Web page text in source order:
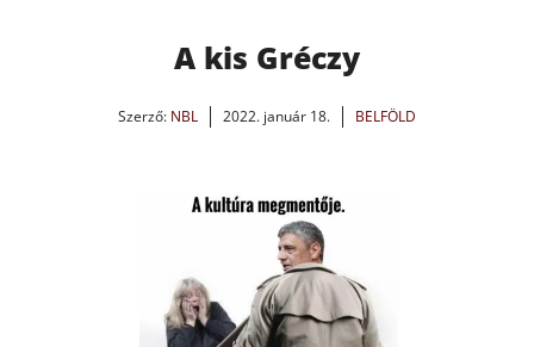
A kis Gréczy
Szerző: NBL 2022. január 18. BELFÖLD